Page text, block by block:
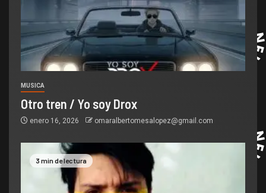
MUSICA
Otro tren / Yo soy Drox
enero 16, 2026 omaralbertomesalopez@gmail.com
3 min de lectura